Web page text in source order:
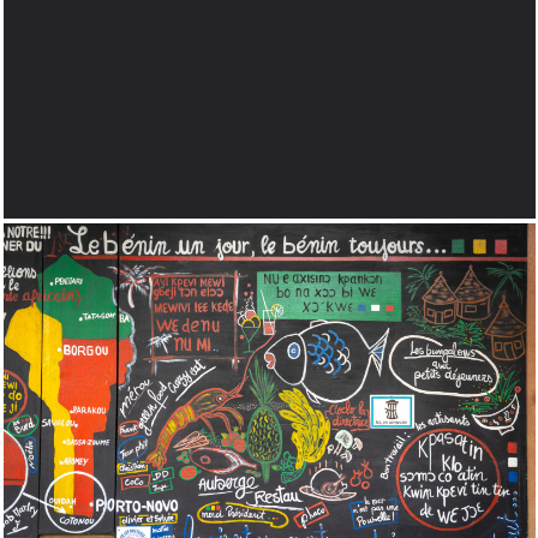
18 SEPTEMBRE 2012
Protégé : Séjour au Bénin
– Toussaint 2021
MORE